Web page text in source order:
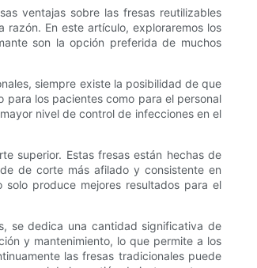
ventajas sobre las fresas reutilizables
En este artículo, exploraremos los
son la opción preferida de muchos
siempre existe la posibilidad de que
los pacientes como para el personal
nivel de control de infecciones en el
superior. Estas fresas están hechas de
de corte más afilado y consistente en
produce mejores resultados para el
se dedica una cantidad significativa de
y mantenimiento, lo que permite a los
las fresas tradicionales puede